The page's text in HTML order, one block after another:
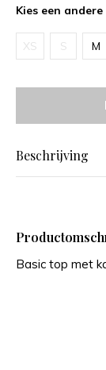
Kies een
XS S M
Beschrijving
Basic top met